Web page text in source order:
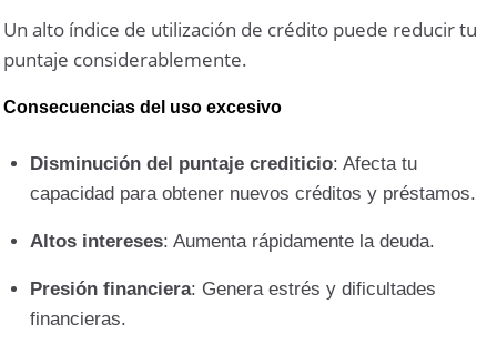
Un alto índice de utilización de crédito puede reducir tu
puntaje considerablemente.
Consecuencias del uso excesivo
Disminución del puntaje crediticio: Afecta tu
capacidad para obtener nuevos créditos y préstamos.
Altos intereses: Aumenta rápidamente la deuda.
Presión financiera: Genera estrés y dificultades
financieras.